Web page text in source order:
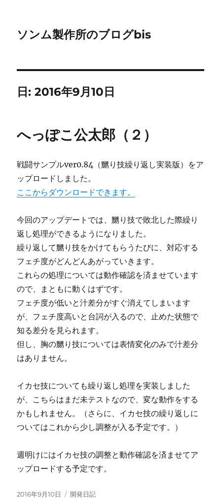
ソンム製作所のブログbis
日:2016年9月10日
へっぽこ公太郎（２）
戦闘サンプルver0.84（嬲り技繰り返し実装版）をア
ップロードしました。
ここからダウンロードできます。
今回のアップデートでは、嬲り技で敗北した際繰り
返し処理ができるようになりました。
繰り返して嬲り技をかけてもらうたびに、対応する
フェチ度がどんどんあがっていきます。
これらの処理については動作確認を済ませています
ので、まともに動くはずです。
フェチ度が低いと汁差分がすぐ消えてしまいます
が、フェチ度高いと台詞が入るので、止めた状態で
知る差分を見られます。
但し、胸の嬲り技については表情変化のみで汁差分
はありません。
イカセ技についても繰り返し処理を実装しました
が、こちらはまだ未テストなので、変な動作をする
かもしれません。（さらに、イカセ技の繰り返しに
ついてはこれから少し調整が入る予定です。）
週明けにはイカセ技の調整と動作確認を済ませてア
ップロードする予定です。
投
2016年9月10日
カ
開発日記